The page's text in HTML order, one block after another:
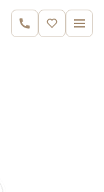
9 540 000 руб.